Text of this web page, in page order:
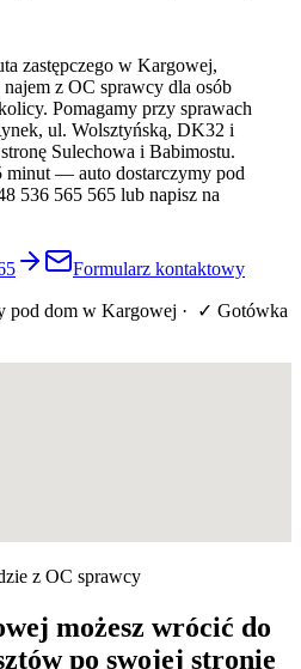
zastępczego w Kargowej,
z OC sprawcy dla osób
Pomagamy przy sprawach
ul. Wolsztyńską, DK32 i
Sulechowa i Babimostu.
minut — auto dostarczymy pod
536 565 565 lub napisz na
Formularz kontaktowy
pod dom w Kargowej · ✓ Gotówka
z OC sprawcy
możesz wrócić do
po swojej stronie